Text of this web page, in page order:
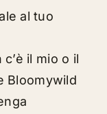
al tuo
il mio o il
Bloomywild